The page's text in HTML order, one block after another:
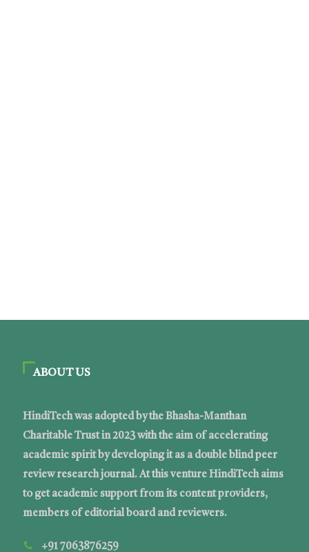
ABOUT US
HindiTech was adopted by the Bhasha-Manthan
Charitable Trust in 2023 with the aim of accelerating
academic spirit by developing it as a double blind peer
review research journal. At this venture HindiTech aims
to get academic support from its content providers,
members of editorial board and reviewers.
+91 7063876259